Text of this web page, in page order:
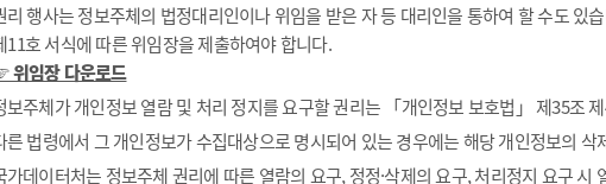
행사는 정보주체의 법정대리인이나 위임을 받은 자 등 대리인을 통하여 할 수도 있
11호 서식에 따른 위임장을 제출하여야 합니다.
위임장 다운로드
주체가 개인정보 열람 및 처리 정지를 요구할 권리는 「개인정보 보호법」 제35조
법령에서 그 개인정보가 수집대상으로 명시되어 있는 경우에는 해당 개인정보의 삭
데이터처는 정보주체 권리에 따른 열람의 요구, 정정·삭제의 요구, 처리정지 요구 시